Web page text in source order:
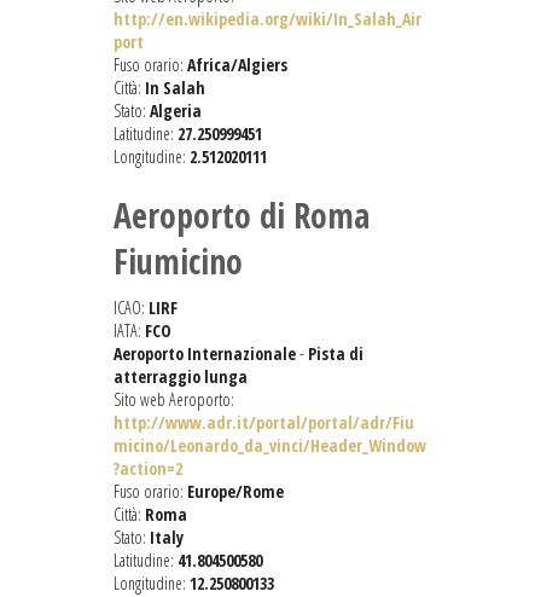
http://en.wikipedia.org/wiki/In_Salah_Air
port
Fuso orario: Africa/Algiers
Città: In Salah
Stato: Algeria
Latitudine: 27.250999451
Longitudine: 2.512020111
Aeroporto di Roma
Fiumicino
ICAO: LIRF
IATA: FCO
Aeroporto Internazionale- Pista di
atterraggio lunga
Sito web Aeroporto:
http://www.adr.it/portal/portal/adr/Fiu
micino/Leonardo_da_vinci/Header_Window
?action=2
Fuso orario: Europe/Rome
Città: Roma
Stato: Italy
Latitudine: 41.804500580
Longitudine: 12.250800133